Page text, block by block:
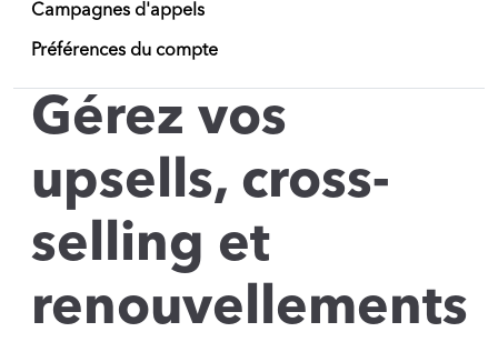
Campagnes d'appels
Préférences du compte
Gérez vos
upsells, cross-
selling et
renouvellements